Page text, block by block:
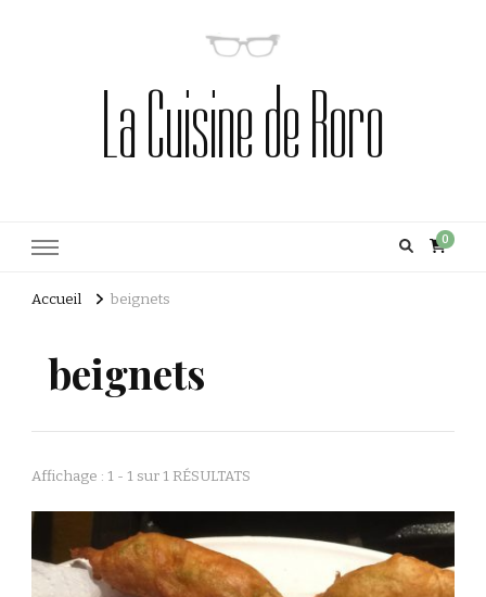
La Cuisine de Roro
0
Accueil beignets
beignets
Affichage : 1 - 1 sur 1 RÉSULTATS